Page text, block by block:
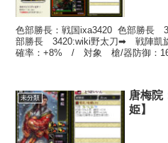
色部勝長：戦国ixa3420 色部勝長
部勝長 3420:wiki野太刀➡ 戦陣凱
確率：+8% / 対象 槍/器防御：
未分類
唐梅院
姫】